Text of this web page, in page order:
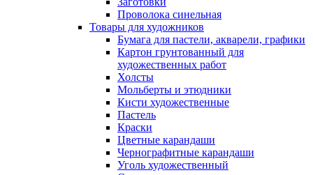
Проволока синельная
Товары для художников
Бумага для пастели, акварели, графики
Картон грунтованный для
художественных работ
Холсты
Мольберты и этюдники
Кисти художественные
Пастель
Краски
Цветные карандаши
Чернографитные карандаши
Уголь художественный